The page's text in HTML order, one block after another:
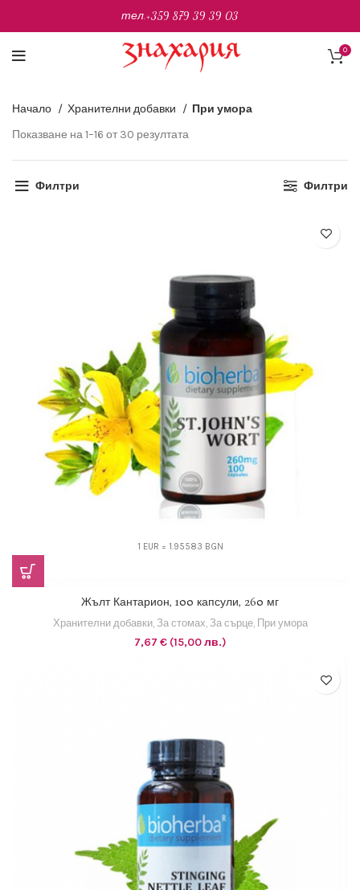
0
Начало Хранителни добавки
При умора
Показване на 1–16 от 30 резултата
Филтри
Филтри
1 EUR = 1.95583 BGN
Жълт Кантарион, 100 капсули, 260 мг
Хранителни добавки, За стомах, За сърце, При умора
7,67 €(15,00 лв.)
тел.+359 879 39 39 03